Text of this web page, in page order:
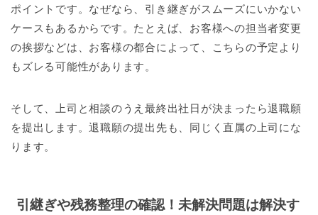
ポイントです。なぜなら、引き継ぎがスムーズにいかない
ケースもあるからです。たとえば、お客様への担当者変更
の挨拶などは、お客様の都合によって、こちらの予定より
もズレる可能性があります。
そして、上司と相談のうえ最終出社日が決まったら退職願
を提出します。退職願の提出先も、同じく直属の上司にな
ります。
引継ぎや残務整理の確認！未解決問題は解決す